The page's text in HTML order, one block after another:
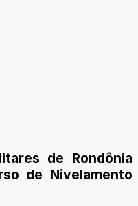
de Rondônia
de Nivelamento